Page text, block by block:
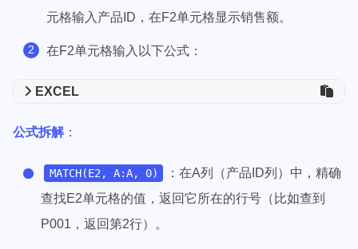
元格输入产品ID，在F2单元格显示销售额。
在F2单元格输入以下公式：
EXCEL
公式拆解：
MATCH(E2, A:A, 0)
：在A列（产品ID列）中，精确
查找E2单元格的值，返回它所在的行号（比如查到
P001，返回第2行）。